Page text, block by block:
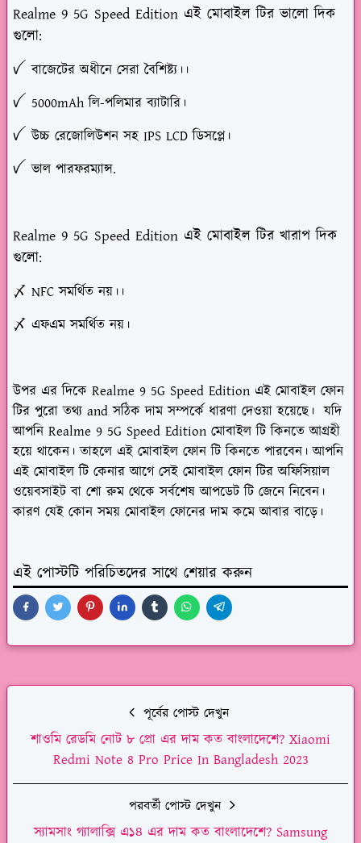
Realme 9 5G Speed Edition এই মোবাইল টির ভালো দিক
গুলো:
ꪜ বাজেটের অধীনে সেরা বৈশিষ্ট্য।।
ꪜ 5000mAh লি-পলিমার ব্যাটারি।
ꪜ উচ্চ রেজোলিউশন সহ IPS LCD ডিসপ্লে।
ꪜ ভাল পারফরম্যান্স.
Realme 9 5G Speed Edition এই মোবাইল টির খারাপ দিক
গুলো:
〆 NFC সমর্থিত নয়।।
〆 এফএম সমর্থিত নয়।
উপর এর দিকে Realme 9 5G Speed Edition এই মোবাইল ফোন
টির পুরো তথ্য and সঠিক দাম সম্পর্কে ধারণা দেওয়া হয়েছে। যদি
আপনি Realme 9 5G Speed Edition মোবাইল টি কিনতে আগ্রহী
হয়ে থাকেন। তাহলে এই মোবাইল ফোন টি কিনতে পারবেন। আপনি
এই মোবাইল টি কেনার আগে সেই মোবাইল ফোন টির অফিসিয়াল
ওয়েবসাইট বা শো রুম থেকে সর্বশেষ আপডেট টি জেনে নিবেন।
কারণ যেই কোন সময় মোবাইল ফোনের দাম কমে আবার বাড়ে।
এই পোস্টটি পরিচিতদের সাথে শেয়ার করুন
পূর্বের পোস্ট দেখুন
শাওমি রেডমি নোট ৮ প্রো এর দাম কত বাংলাদেশে? Xiaomi
Redmi Note 8 Pro Price In Bangladesh 2023
পরবর্তী পোস্ট দেখুন
স্যামসাং গ্যালাক্সি এ১৪ এর দাম কত বাংলাদেশে? Samsung